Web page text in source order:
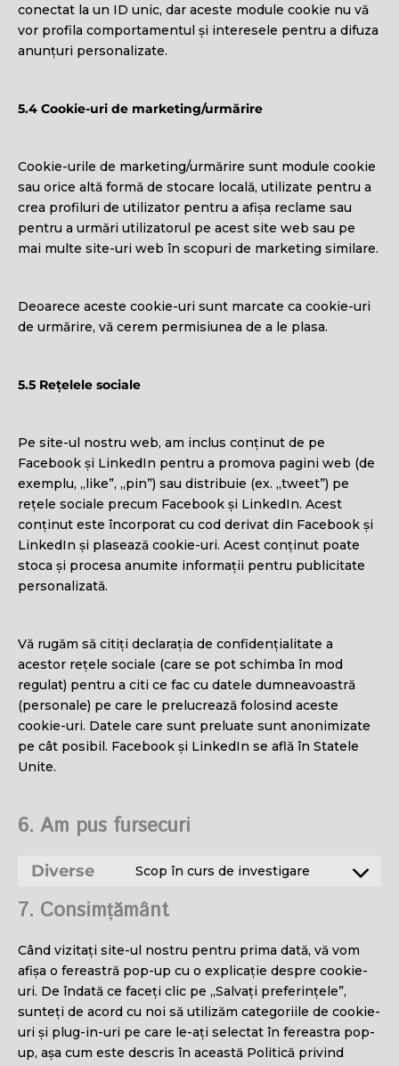
conectat la un ID unic, dar aceste module cookie nu vă
vor profila comportamentul și interesele pentru a difuza
anunțuri personalizate.
5.4 Cookie-uri de marketing/urmărire
Cookie-urile de marketing/urmărire sunt module cookie
sau orice altă formă de stocare locală, utilizate pentru a
crea profiluri de utilizator pentru a afișa reclame sau
pentru a urmări utilizatorul pe acest site web sau pe
mai multe site-uri web în scopuri de marketing similare.
Deoarece aceste cookie-uri sunt marcate ca cookie-uri
de urmărire, vă cerem permisiunea de a le plasa.
5.5 Rețelele sociale
Pe site-ul nostru web, am inclus conținut de pe
Facebook și LinkedIn pentru a promova pagini web (de
exemplu, „like”, „pin”) sau distribuie (ex. „tweet”) pe
rețele sociale precum Facebook și LinkedIn. Acest
conținut este încorporat cu cod derivat din Facebook și
LinkedIn și plasează cookie-uri. Acest conținut poate
stoca și procesa anumite informații pentru publicitate
personalizată.
Vă rugăm să citiți declarația de confidențialitate a
acestor rețele sociale (care se pot schimba în mod
regulat) pentru a citi ce fac cu datele dumneavoastră
(personale) pe care le prelucrează folosind aceste
cookie-uri. Datele care sunt preluate sunt anonimizate
pe cât posibil. Facebook și LinkedIn se află în Statele
Unite.
6. Am pus fursecuri
Diverse Scop în curs de investigare
Consent
#!trpst#trp-
gettext-
data-
7. Consimțământ
Când vizitați site-ul nostru pentru prima dată, vă vom
afișa o fereastră pop-up cu o explicație despre cookie-
uri. De îndată ce faceți clic pe „Salvați preferințele”,
sunteți de acord cu noi să utilizăm categoriile de cookie-
uri și plug-in-uri pe care le-ați selectat în fereastra pop-
up, așa cum este descris în această Politică privind